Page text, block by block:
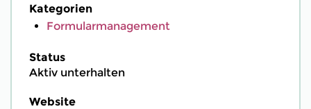
Kategorien
Formularmanagement
Status
Aktiv unterhalten
Website